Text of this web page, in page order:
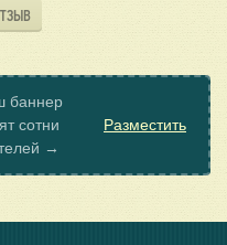
баннер
сотни
→
Разместить